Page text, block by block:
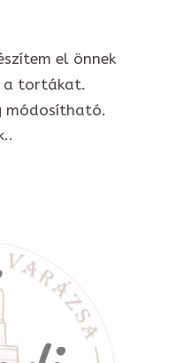
el önnek
a tortákat.
módosítható.